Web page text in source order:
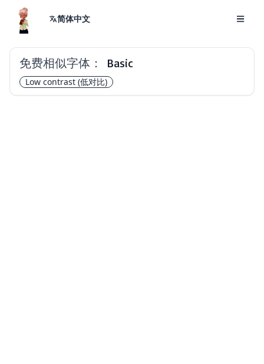
简体中文
免费相似字体： Basic
Low contrast (低对比)